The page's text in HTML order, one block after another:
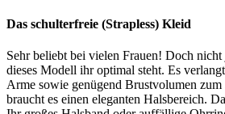
Das schulterfreie (Strapless) Kleid
Sehr beliebt bei vielen Frauen! Doch nicht
dieses Modell ihr optimal steht. Es
Arme sowie genügend Brustvolumen
braucht es einen eleganten Halsbereich.